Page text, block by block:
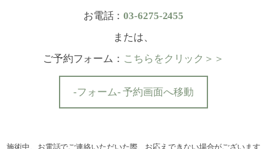
お電話：03-6275-2455
または、
ご予約フォーム： こちらをクリック＞＞
-フォーム- 予約画面へ移動
施術中、お電話でご連絡いただいた際、お応えできない場合がございます